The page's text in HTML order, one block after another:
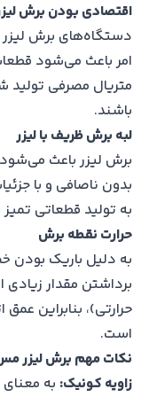
اقتصادی بودن برش
دستگاه‌های برش
امر باعث می‌شود
متریال مصرفی تولید
باشند.
لبه برش ظریف با لیزر
برش لیزر باعث می‌شود
بدون ناصافی و با
به تولید قطعاتی
حرارت نقطه برش
به دلیل باریک بودن
برداشتن مقدار
حرارتی)، بنابراین
است.
نکات مهم برش لیزر
زاویه کونیک: به